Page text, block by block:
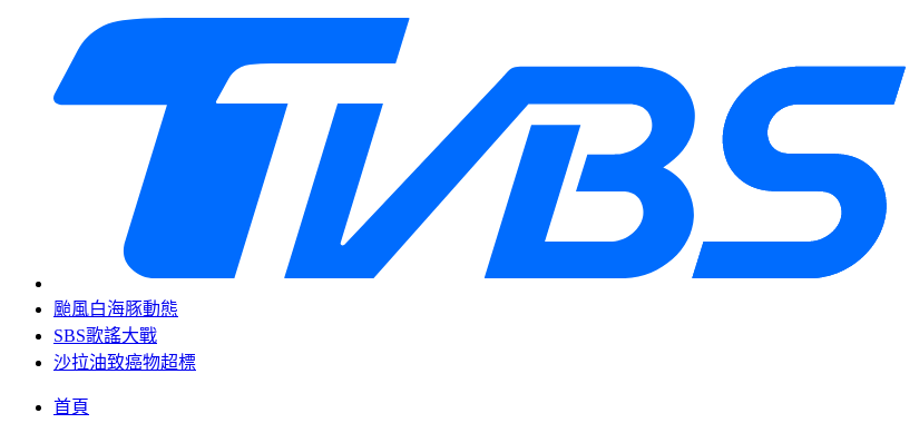
颱風白海豚動態
SBS歌謠大戰
沙拉油致癌物超標
首頁